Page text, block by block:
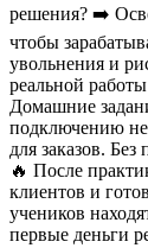
решения? ➡️
чтобы
увольнения и
реальной
Домашние
подключению
для заказов.
🔥 После
клиентов и
учеников
первые деньги